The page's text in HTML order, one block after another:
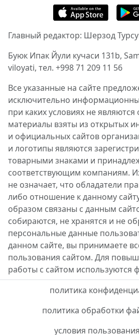
Главный редактор: Шерзод
Буюк Ипак Йули кучаси 131b,
viloyati, тел. +998 71 209 11 56
Все указанные на сайте
исключительно
при каких условиях не
материалы взяты из открытых
и официальных сайтов
и логотипы являются
товарными знаками и
соответствующим компаниям.
не означает, что обладатели
либо отношение к данному
образом связаны с данным
собираются, не хранятся и не
персональные данные
данном сайте, вы принимаете
пользования сайтом. Для
работы с сайтом используются
политика
политика обработки
условия